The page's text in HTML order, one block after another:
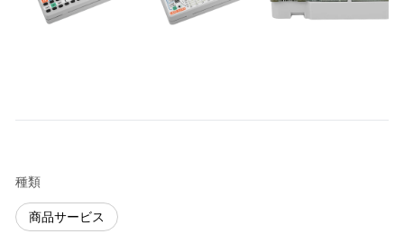
種類
商品サービス